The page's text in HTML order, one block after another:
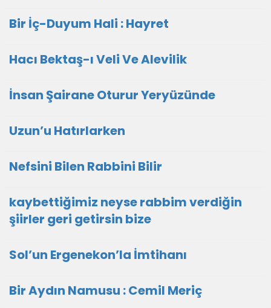
Bir İç-Duyum Hali : Hayret
Hacı Bektaş-ı Veli Ve Alevilik
İnsan Şairane Oturur Yeryüzünde
Uzun’u Hatırlarken
Nefsini Bilen Rabbini Bilir
kaybettiğimiz neyse rabbim verdiğin
şiirler geri getirsin bize
Sol’un Ergenekon’la İmtihanı
Bir Aydın Namusu : Cemil Meriç